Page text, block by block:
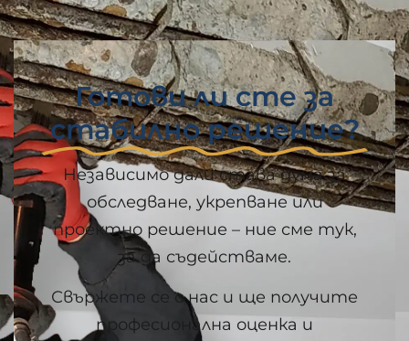
Готови ли сте за
стабилно решение?
Независимо дали става дума за
обследване, укрепване или
проектно решение – ние сме тук,
за да съдействаме.
Свържете се с нас и ще получите
професионална оценка и